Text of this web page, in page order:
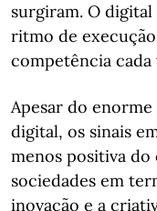
surgiram. O
ritmo de
competência cada
Apesar do
digital, os sinais
menos positiva
sociedades em
inovação e a